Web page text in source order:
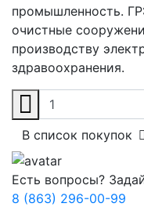
промышленность.
очистные
производству
здравоохранения.
В список покупок
Есть вопросы?
8 (863) 296-00-99